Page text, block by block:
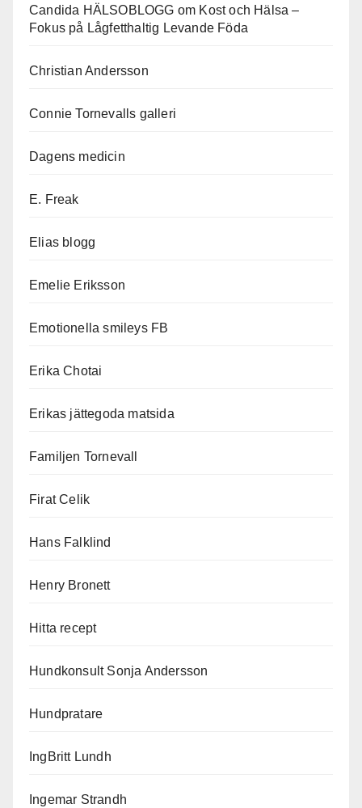
Candida HÄLSOBLOGG om Kost och Hälsa –
Fokus på Lågfetthaltig Levande Föda
Christian Andersson
Connie Tornevalls galleri
Dagens medicin
E. Freak
Elias blogg
Emelie Eriksson
Emotionella smileys FB
Erika Chotai
Erikas jättegoda matsida
Familjen Tornevall
Firat Celik
Hans Falklind
Henry Bronett
Hitta recept
Hundkonsult Sonja Andersson
Hundpratare
IngBritt Lundh
Ingemar Strandh